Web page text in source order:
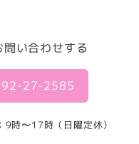
問い合わせする
27-2585
9時〜17時（日曜定休）